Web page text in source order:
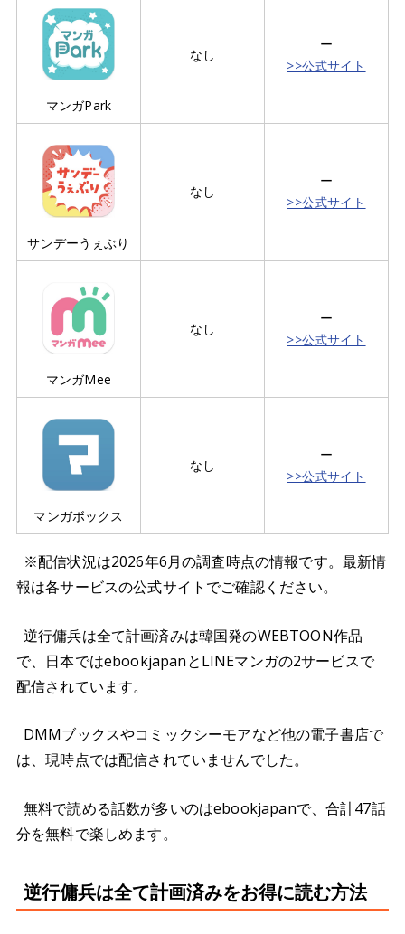
マンガPark
なし
ー
>>公式サイト
サンデーうぇぶり
なし
ー
>>公式サイト
マンガMee
なし
ー
>>公式サイト
マンガボックス
なし
ー
>>公式サイト
※配信状況は2026年6月の調査時点の情報です。最新情
報は各サービスの公式サイトでご確認ください。
逆行傭兵は全て計画済みは韓国発のWEBTOON作品
で、日本ではebookjapanとLINEマンガの2サービスで
配信されています。
DMMブックスやコミックシーモアなど他の電子書店で
は、現時点では配信されていませんでした。
無料で読める話数が多いのはebookjapanで、合計47話
分を無料で楽しめます。
逆行傭兵は全て計画済みをお得に読む方法